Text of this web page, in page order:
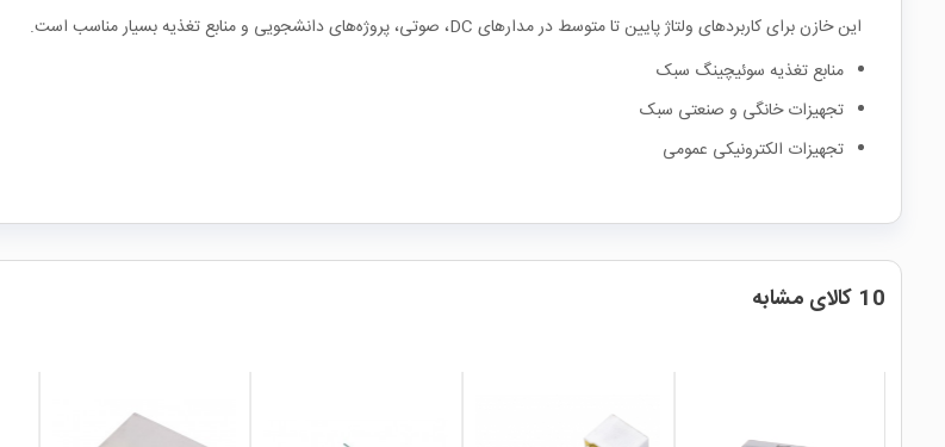
این خازن برای کاربردهای ولتاژ پایین تا متوسط در مدارهای DC، صوتی، پروژه‌های دانشجویی و منابع تغذیه بسیار مناسب است.
منابع تغذیه سوئیچینگ سبک
تجهیزات خانگی و صنعتی سبک
تجهیزات الکترونیکی عمومی
10 کالای مشابه